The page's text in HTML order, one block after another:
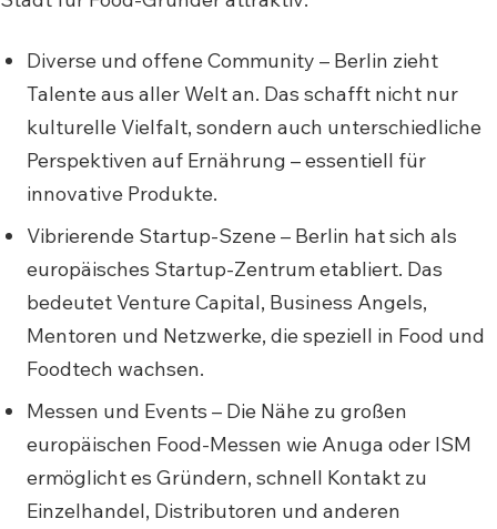
Diverse und offene Community – Berlin zieht
Talente aus aller Welt an. Das schafft nicht nur
kulturelle Vielfalt, sondern auch unterschiedliche
Perspektiven auf Ernährung – essentiell für
innovative Produkte.
Vibrierende Startup-Szene – Berlin hat sich als
europäisches Startup-Zentrum etabliert. Das
bedeutet Venture Capital, Business Angels,
Mentoren und Netzwerke, die speziell in Food und
Foodtech wachsen.
Messen und Events – Die Nähe zu großen
europäischen Food-Messen wie Anuga oder ISM
ermöglicht es Gründern, schnell Kontakt zu
Einzelhandel, Distributoren und anderen